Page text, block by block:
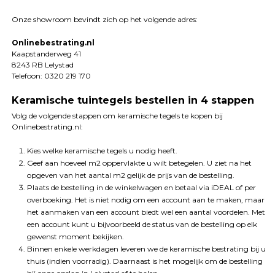
Onze showroom bevindt zich op het volgende adres:
Onlinebestrating.nl
Kaapstanderweg 41
8243 RB Lelystad
Telefoon: 0320 219 170
Keramische tuintegels bestellen in 4 stappen
Volg de volgende stappen om keramische tegels te kopen bij
Onlinebestrating.nl:
Kies welke keramische tegels u nodig heeft.
Geef aan hoeveel m2 oppervlakte u wilt betegelen. U ziet na het
opgeven van het aantal m2 gelijk de prijs van de bestelling.
Plaats de bestelling in de winkelwagen en betaal via iDEAL of per
overboeking. Het is niet nodig om een account aan te maken, maar
het aanmaken van een account biedt wel een aantal voordelen. Met
een account kunt u bijvoorbeeld de status van de bestelling op elk
gewenst moment bekijken.
Binnen enkele werkdagen leveren we de keramische bestrating bij u
thuis (indien voorradig). Daarnaast is het mogelijk om de bestelling